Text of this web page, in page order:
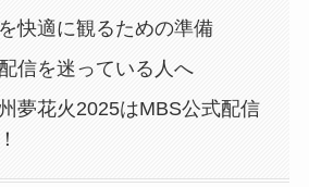
快適に観るための準備
信を迷っている人へ
夢花火2025はMBS公式配信